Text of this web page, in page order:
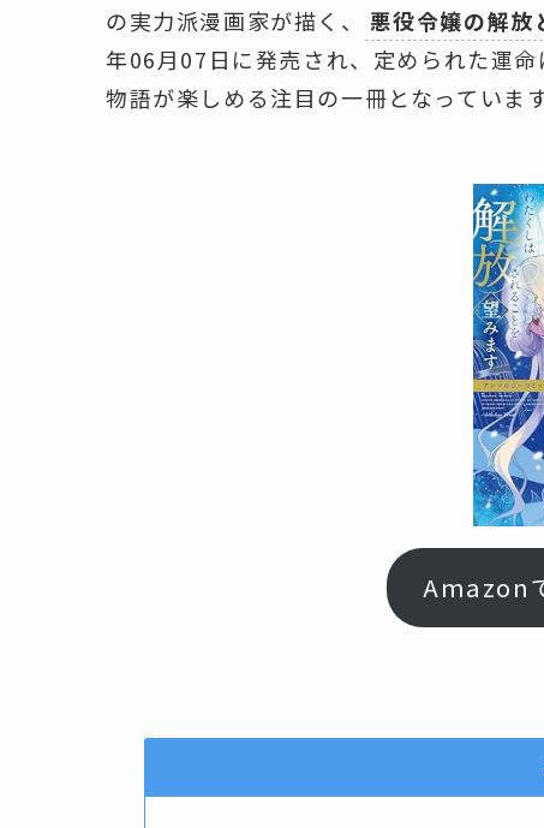
の実力派漫画家が描く、
悪役令嬢の解放
年06月07日に発売され、定められた運
物語が楽しめる注目の一冊となっています
Amazon